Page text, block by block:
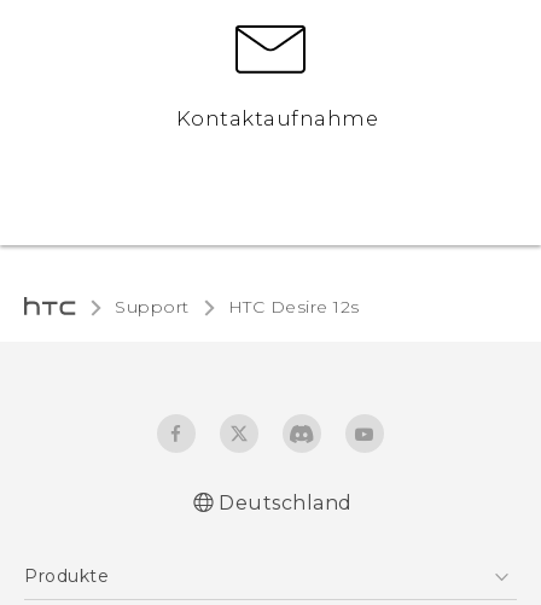
Kontaktaufnahme
Support HTC Desire 12s‎
Deutschland
Produkte